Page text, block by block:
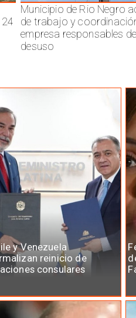
Municipio de Rio Negro
de trabajo y
empresa responsables
desuso
y Venezuela
reinicio de
consulares